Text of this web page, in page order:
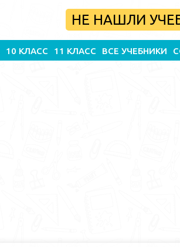
НЕ НАШЛИ
10 КЛАСС 11 КЛАСС ВСЕ УЧЕБНИКИ